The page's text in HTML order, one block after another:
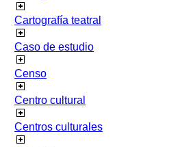
Cartografía teatral
Caso de estudio
Censo
Centro cultural
Centros culturales